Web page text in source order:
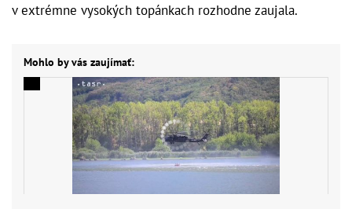
v extrémne vysokých topánkach rozhodne zaujala.
Mohlo by vás zaujímať: